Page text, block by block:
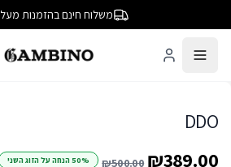
משלוח חינם בהזמנות מעל 200 ₪
18
DDO
₪389.00
₪500.00 50% הנחה על הזוג השני